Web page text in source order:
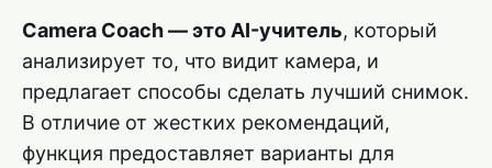
Camera Coach — это AI-учитель, который
анализирует то, что видит камера, и
предлагает способы сделать лучший снимок.
В отличие от жестких рекомендаций,
функция предоставляет варианты для